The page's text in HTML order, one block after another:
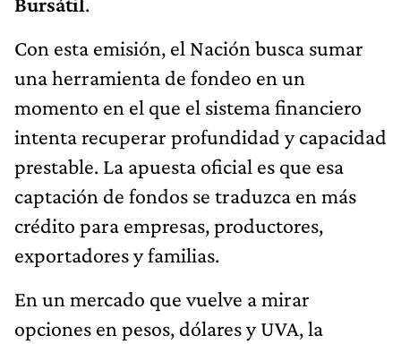
Con esta emisión, el Nación busca sumar
una herramienta de fondeo en un
momento en el que el sistema financiero
intenta recuperar profundidad y capacidad
prestable. La apuesta oficial es que esa
captación de fondos se traduzca en más
crédito para empresas, productores,
exportadores y familias.
En un mercado que vuelve a mirar
opciones en pesos, dólares y UVA, la